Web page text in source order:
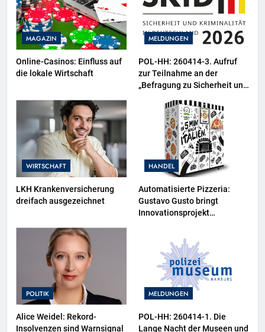
MAGAZIN
Online-Casinos: Einfluss auf
die lokale Wirtschaft
MELDUNGEN
POL-HH: 260414-3. Aufruf
zur Teilnahme an der
„Befragung zu Sicherheit und
(SKiD) 2026“
WIRTSCHAFT
LKH Krankenversicherung
dreifach ausgezeichnet
HANDEL
Automatisierte Pizzeria:
Gustavo Gusto bringt
Innovationsprojekt
POLITIK
Alice Weidel: Rekord-
Insolvenzen sind Warnsignal
MELDUNGEN
POL-HH: 260414-1. Die
Lange Nacht der Museen und